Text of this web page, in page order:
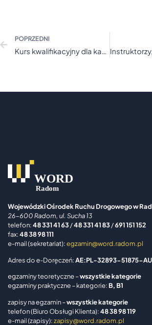
POPRZEDNI
Wojewódzki Ośrodek Ruchu Drogowego w
26-600 Radom, ul. Sucha 13
telefon:48 331 41 63/48 331 41 83/691 151 152
fax:48 38 98 111
e-mail (sekretariat):egzamin@word.radom.pl
Adres do e-Doręczeń:AE:PL-32893-51875-
egzaminy teoretyczne –wszystkie kategorie
egzaminy praktyczne – kategorie: B, B1
zapisy na egzamin –wszystkie kategorie
telefon (Biuro Obsługi Klienta):48 38 98 119
e-mail (zapisy):zapisy@word.radom.pl